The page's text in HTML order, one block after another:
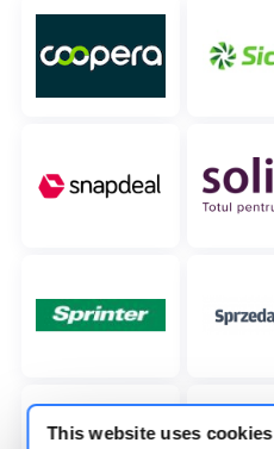
This website uses cookies